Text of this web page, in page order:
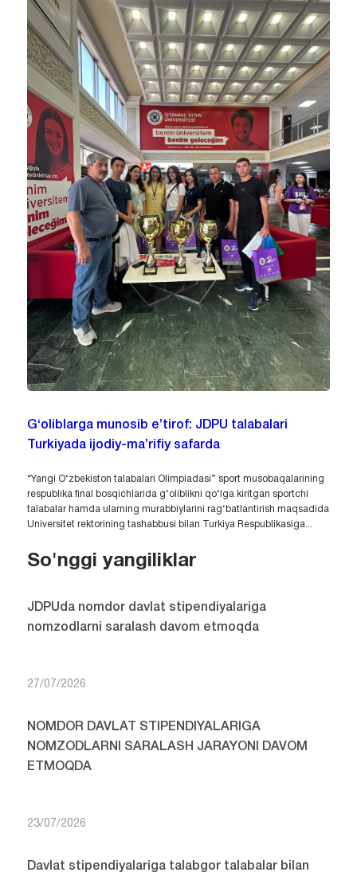
G‘oliblarga munosib e’tirof: JDPU talabalari
Turkiyada ijodiy-ma’rifiy safarda
“Yangi O‘zbekiston talabalari Olimpiadasi” sport musobaqalarining
respublika final bosqichlarida g‘oliblikni qo‘lga kiritgan sportchi
talabalar hamda ularning murabbiylarini rag‘batlantirish maqsadida
Universitet rektorining tashabbusi bilan Turkiya Respublikasiga...
So'nggi yangiliklar
JDPUda nomdor davlat stipendiyalariga
nomzodlarni saralash davom etmoqda
27/07/2026
NOMDOR DAVLAT STIPENDIYALARIGA
NOMZODLARNI SARALASH JARAYONI DAVOM
ETMOQDA
23/07/2026
Davlat stipendiyalariga talabgor talabalar bilan